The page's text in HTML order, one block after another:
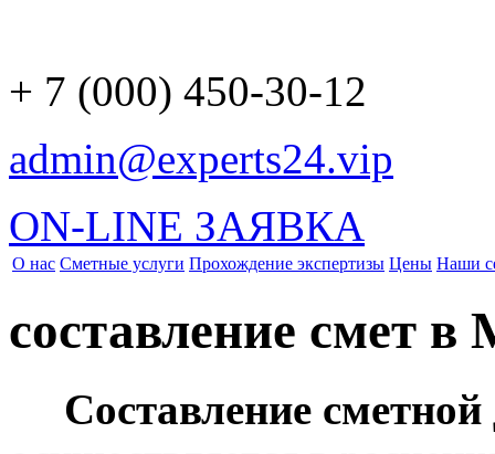
+ 7 (000) 450-30-12
admin@experts24.vip
ON-LINE ЗАЯВКА
О нас Сметные услуги Прохождение экспертизы Цены Наши
составление смет в
Составление сметной